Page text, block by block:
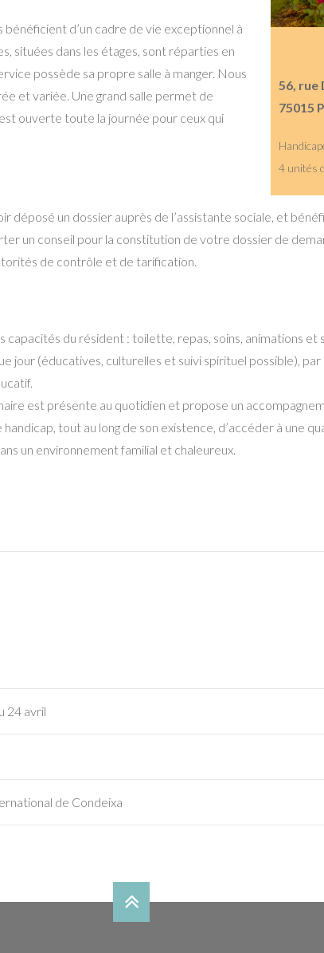
56, rue
75015
4 unités
d’un cadre de vie exceptionnel à
situées dans les étages, sont réparties en
possède sa propre salle à manger. Nous
et variée. Une grand salle permet de
ouverte toute la journée pour ceux qui
déposé un dossier auprès de l’assistante sociale, et
un conseil pour la constitution de votre dossier de
de contrôle et de tarification.
capacités du résident : toilette, repas, soins, animations et
jour (éducatives, culturelles et suivi spirituel possible),
est présente au quotidien et propose un
tout au long de son existence, d’accéder à une
un environnement familial et chaleureux.
24 avril
de Condeixa